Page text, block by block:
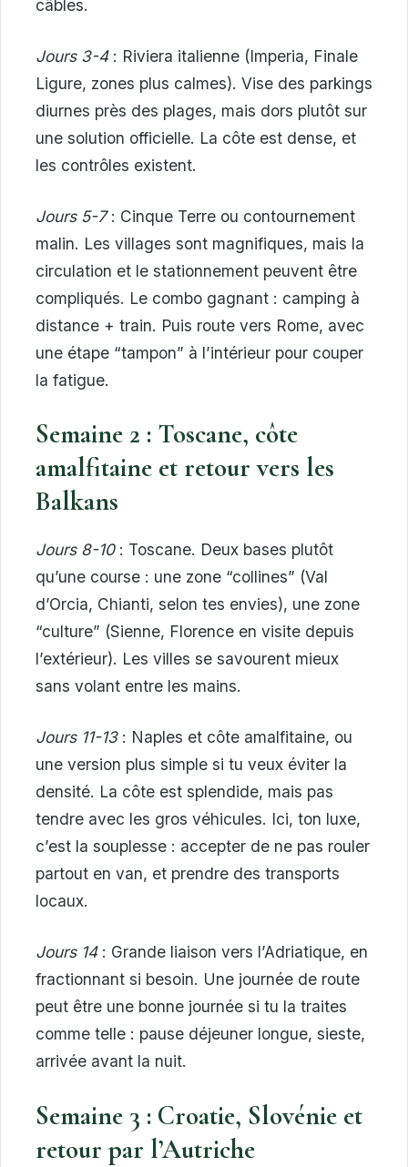
câbles.
Jours 3-4: Riviera italienne (Imperia, Finale
Ligure, zones plus calmes). Vise des parkings
diurnes près des plages, mais dors plutôt sur
une solution officielle. La côte est dense, et
les contrôles existent.
Jours 5-7: Cinque Terre ou contournement
malin. Les villages sont magnifiques, mais la
circulation et le stationnement peuvent être
compliqués. Le combo gagnant : camping à
distance + train. Puis route vers Rome, avec
une étape “tampon” à l’intérieur pour couper
la fatigue.
Semaine 2 : Toscane, côte
amalfitaine et retour vers les
Balkans
Jours 8-10: Toscane. Deux bases plutôt
qu’une course : une zone “collines” (Val
d’Orcia, Chianti, selon tes envies), une zone
“culture” (Sienne, Florence en visite depuis
l’extérieur). Les villes se savourent mieux
sans volant entre les mains.
Jours 11-13: Naples et côte amalfitaine, ou
une version plus simple si tu veux éviter la
densité. La côte est splendide, mais pas
tendre avec les gros véhicules. Ici, ton luxe,
c’est la souplesse : accepter de ne pas rouler
partout en van, et prendre des transports
locaux.
Jours 14: Grande liaison vers l’Adriatique, en
fractionnant si besoin. Une journée de route
peut être une bonne journée si tu la traites
comme telle : pause déjeuner longue, sieste,
arrivée avant la nuit.
Semaine 3 : Croatie, Slovénie et
retour par l’Autriche